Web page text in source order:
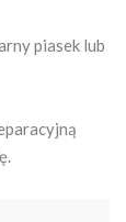
piasek lub